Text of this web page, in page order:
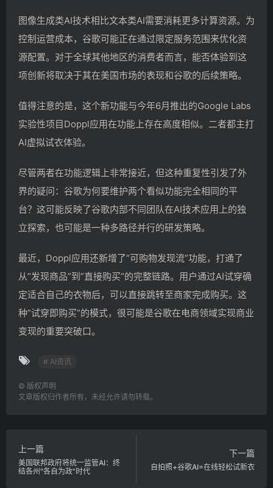
图像生成类AI技术相比文本类AI需要消耗更多计算资源。为
控制运营成本，谷歌可能正在通过限定服务范围来优化资
源配置。对于全球其他地区的消费者而言，能否体验到这
项创新将取决于其在美国市场的表现和谷歌的后续策略。
值得注意的是，这个新功能与今年6月推出的Google Labs
实验性项目Doppl应用在功能上存在高度相似。二者都主打
AI虚拟试衣体验。
尽管两者在功能逻辑上非常接近，但这种重复性引发了外
界的疑问：谷歌为何要维护两个看似功能完全相同的平
台？这可能反映了谷歌内部不同团队在AI技术应用上的独
立探索，也可能是一种多路径并行的研发策略。
最近，Doppl应用还新增了”可购物发现流”功能，打通了
从”发现商品”到”直接购买”的完整链路。用户通过AI试穿确
定适合自己的衣物后，可以直接跳转至商家完成购买。这
种”试穿即购买”的模式，很可能是谷歌在电商领域实现商业
变现的重要突破口。
# AI资讯
© 版权声明
文章版权归作者所有，未经允许请勿转载。
上一篇
美国联邦政府将统一监管AI：终
结各州"各自为政"时代
下一篇
自拍照+谷歌AI=在线轻松试新衣